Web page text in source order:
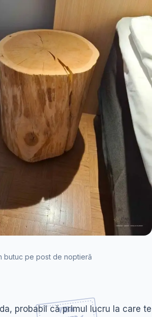
butuc pe post de noptieră
probabil că primul lucru la care te